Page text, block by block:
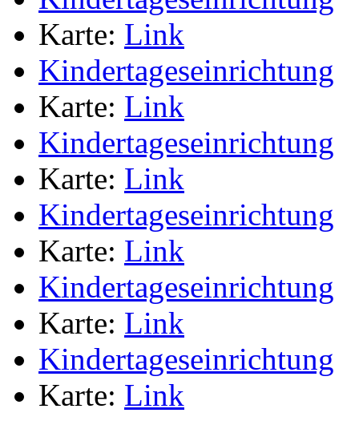
Karte: Link
Kindertageseinrichtung
Karte: Link
Kindertageseinrichtung
Karte: Link
Kindertageseinrichtung
Karte: Link
Kindertageseinrichtung
Karte: Link
Kindertageseinrichtung
Karte: Link